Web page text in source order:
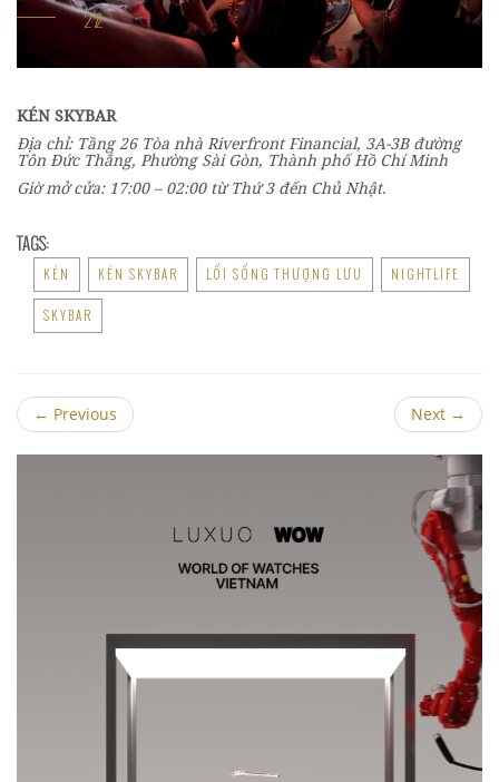
KÉN SKYBAR
Địa chỉ: Tầng 26 Tòa nhà Riverfront Financial, 3A-3B đường
Tôn Đức Thắng, Phường Sài Gòn, Thành phố Hồ Chí Minh
Giờ mở cửa: 17:00 – 02:00 từ Thứ 3 đến Chủ Nhật.
TAGS:
KÉN KÉN SKYBAR LỐI SỐNG THƯỢNG LƯU NIGHTLIFE
SKYBAR
← Previous Next →